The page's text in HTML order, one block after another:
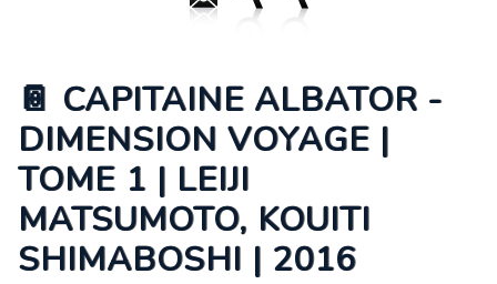
📔 CAPITAINE ALBATOR -
DIMENSION VOYAGE |
TOME 1 | LEIJI
MATSUMOTO, KOUITI
SHIMABOSHI | 2016